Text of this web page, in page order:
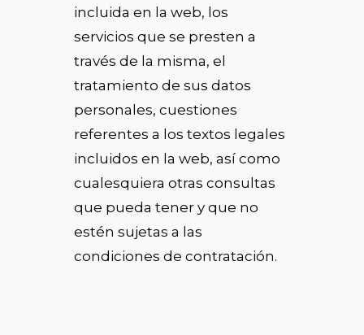
incluida en la web, los
servicios que se presten a
través de la misma, el
tratamiento de sus datos
personales, cuestiones
referentes a los textos legales
incluidos en la web, así como
cualesquiera otras consultas
que pueda tener y que no
estén sujetas a las
condiciones de contratación.